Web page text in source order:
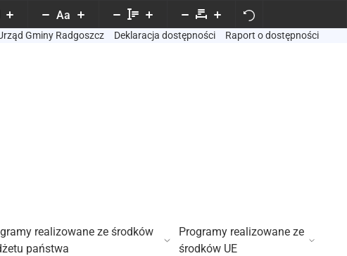
Aa
Gminy Radgoszcz Deklaracja dostępności Raport o dostępności
realizowane ze środków
państwa
Programy realizowane ze
środków UE